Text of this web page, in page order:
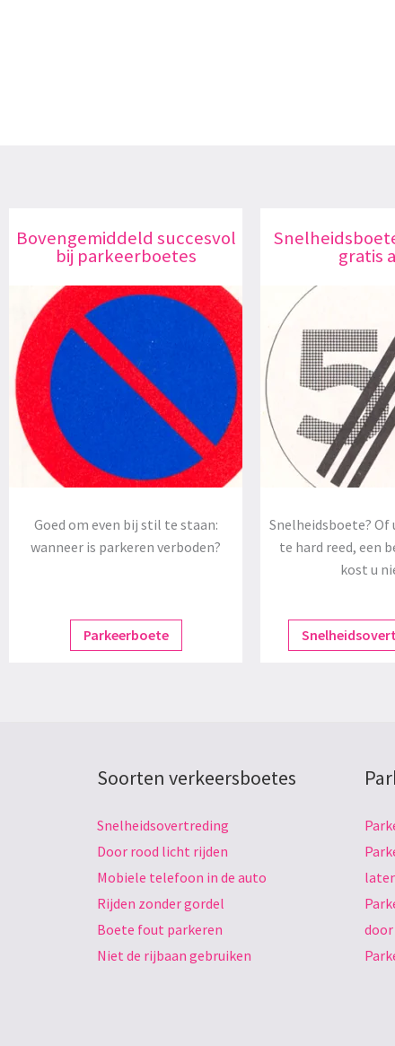
Bovengemiddeld succesvol
bij parkeerboetes
Goed om even bij stil te staan:
wanneer is parkeren verboden?
Parkeerboete
gratis
Snelheidsboete? Of
te hard reed, een
kost u
Soorten verkeersboetes
Snelheidsovertreding
Door rood licht rijden
Mobiele telefoon in de auto
Rijden zonder gordel
Boete fout parkeren
Niet de rijbaan gebruiken